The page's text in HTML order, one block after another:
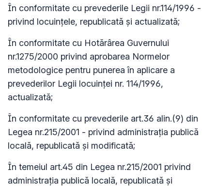
În conformitate cu prevederile Legii nr.114/1996 -
privind locuinţele, republicată şi actualizată;
În conformitate cu Hotărârea Guvernului
nr.1275/2000 privind aprobarea Normelor
metodologice pentru punerea în aplicare a
prevederilor Legii locuinţei nr. 114/1996,
actualizată;
În conformitate cu prevederile art.36 alin.(9) din
Legea nr.215/2001 - privind administraţia publică
locală, republicată şi modificată;
În temeiul art.45 din Legea nr.215/2001 privind
administraţia publică locală, republicată şi